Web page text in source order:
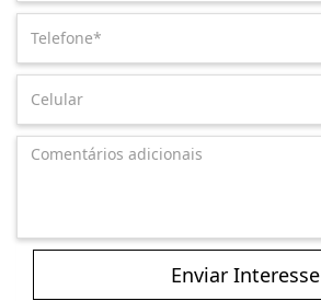
Enviar Interesse